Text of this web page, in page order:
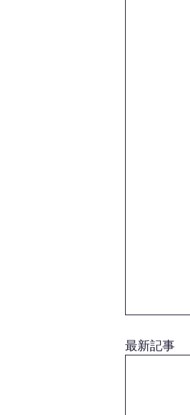
最新記事